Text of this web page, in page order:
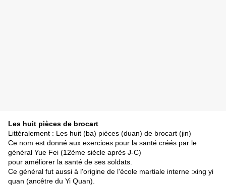
Les huit pièces de brocart
Littéralement : Les huit (ba) pièces (duan) de brocart (jin)
Ce nom est donné aux exercices pour la santé créés par le
général Yue Fei (12ème siècle après J-C)
pour améliorer la santé de ses soldats.
Ce général fut aussi à l'origine de l'école martiale interne :xing yi
quan (ancêtre du Yi Quan).